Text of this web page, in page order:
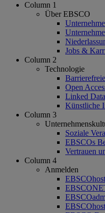
Column 1
Über EBSCO
Jobs &
Column 2
Technologie
Open
Linked Data
Künstliche
Column 3
Soziale
EBSCOs
Vertrauen
Column 4
Anmelden
EBSCOhost